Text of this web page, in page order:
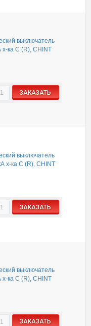
выключатель
ка C (R), CHINT
ЗАКАЗАТЬ
выключатель
х-ка C (R), CHINT
ЗАКАЗАТЬ
выключатель
ка C (R), CHINT
ЗАКАЗАТЬ